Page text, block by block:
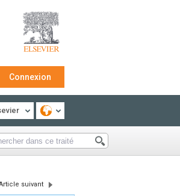
Connexion
suivant